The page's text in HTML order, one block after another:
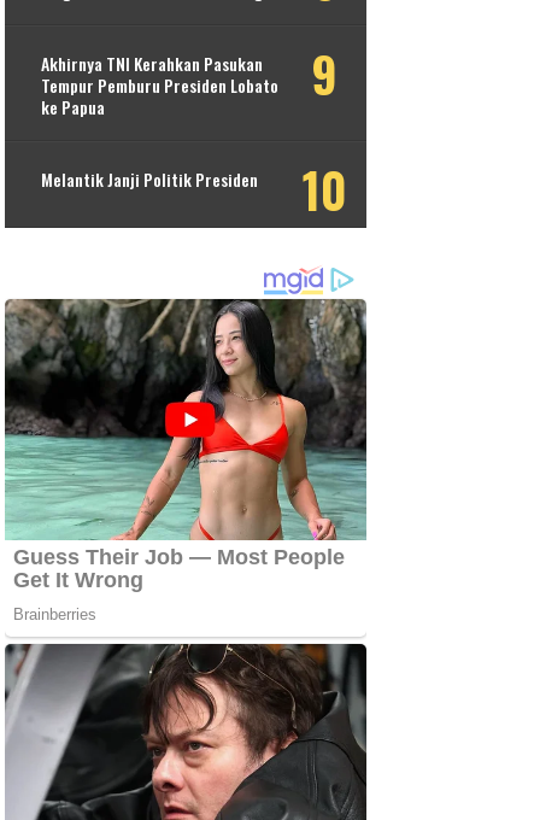
Akhirnya TNI Kerahkan Pasukan
Tempur Pemburu Presiden Lobato
ke Papua
Melantik Janji Politik Presiden